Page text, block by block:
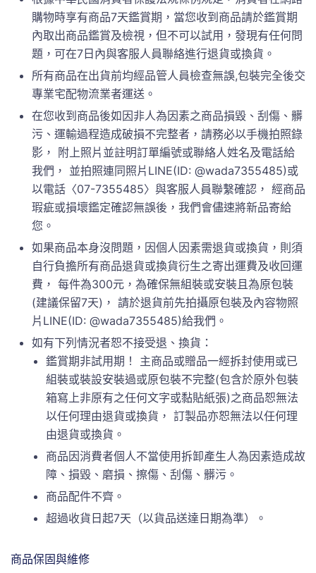
購物時享有商品7天鑑賞期，當您收到商品請於鑑賞期
內取出商品鑑賞及檢視，但不可以試用，發現有任何問
題，可在7日內與客服人員聯絡進行退貨或換貨。
所有商品在出貨前均經品管人員檢查無誤,包裝完全後交
專業宅配物流業者運送。
在您收到商品後如因非人為因素之商品損毀、刮傷、髒
污、運輸過程造成破損不完整者，請務必以手機拍照錄
影， 附上照片並註明訂單編號或聯絡人姓名及電話給
我們， 並拍照連同照片LINE(ID: @wada7355485)或
以電話〈07-7355485〉與客服人員聯繫確認， 經商品
瑕疵或損壞鑑定確認無誤後，我們會儘速將新品寄給
您。
如果商品本身沒問題，因個人因素需退貨或換貨，則須
自行負擔所有商品退貨或換貨衍生之寄出運費及收回運
費， 每件為300元，為確保無組裝或安裝且為原包裝
(建議保留7天)， 請於退貨前先拍攝原包裝及內容物照
片LINE(ID: @wada7355485)給我們。
如有下列情況者恕不接受退、換貨：
鑑賞期非試用期！ 主商品或贈品一經拆封使用或已
組裝或裝設安裝過或原包裝不完整(包含於原外包裝
箱寫上非原有之任何文字或黏貼紙張)之商品恕無法
以任何理由退貨或換貨， 訂製品亦恕無法以任何理
由退貨或換貨。
商品因消費者個人不當使用拆卸產生人為因素造成故
障、損毀、磨損、擦傷、刮傷、髒污。
商品配件不齊。
超過收貨日起7天（以貨品送達日期為準）。
商品保固與維修